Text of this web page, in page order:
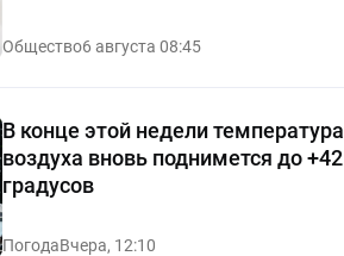
Общество6 августа 08:45
В конце этой недели температура
воздуха вновь поднимется до +42
градусов
ПогодаВчера, 12:10